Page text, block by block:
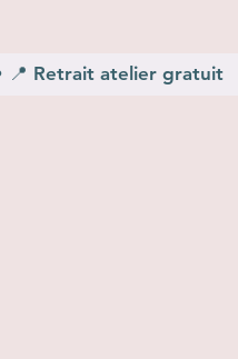
📍 Retrait atelier gratuit